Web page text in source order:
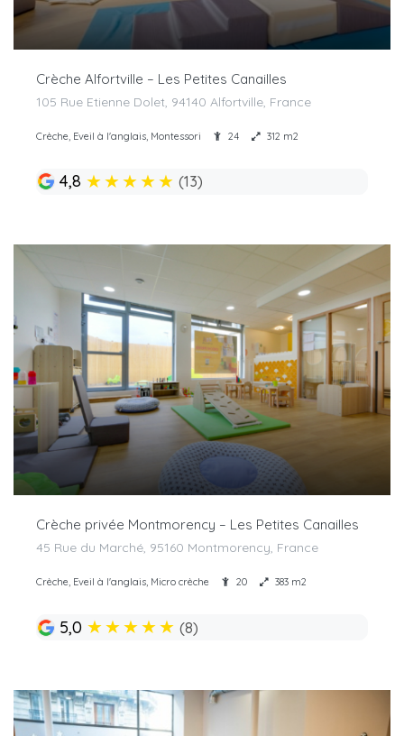
Crèche Alfortville – Les Petites Canailles
105 Rue Etienne Dolet, 94140 Alfortville, France
Crèche, Eveil à l'anglais, Montessori 24 312 m2
4,8 ★★★★★ (13)
Crèche privée Montmorency – Les Petites Canailles
45 Rue du Marché, 95160 Montmorency, France
Crèche, Eveil à l'anglais, Micro crèche 20 383 m2
5,0 ★★★★★ (8)